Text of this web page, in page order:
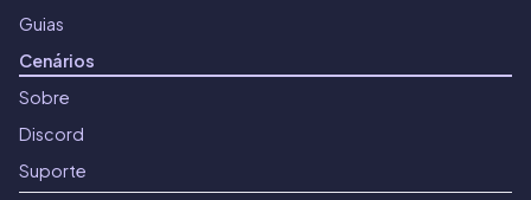
Guias
Cenários
Sobre
Discord
Suporte